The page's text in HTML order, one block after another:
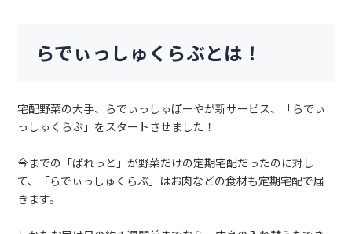
らでぃっしゅくらぶとは！
宅配野菜の大手、らでぃっしゅぼーやが新サービス、「らでぃ
っしゅくらぶ」をスタートさせました！
今までの「ぱれっと」が野菜だけの定期宅配だったのに対し
て、「らでぃっしゅくらぶ」はお肉などの食材も定期宅配で届
きます。